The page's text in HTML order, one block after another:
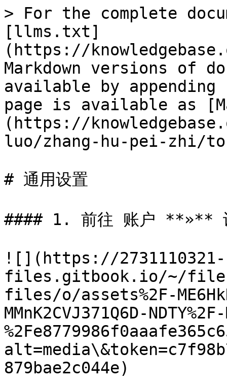
> For the complete
[llms.txt]
(https://
Markdown versions of
available by
page is available as
(https://
luo/zhang-hu-pei-zhi/
# 通用设置
#### 1. 前往 账户 **»**
![](https://2731110321-
files.gitbook.io/~/
files/o/assets%2F-
MMnK2CVJ371Q6D-
879bae2c044e)